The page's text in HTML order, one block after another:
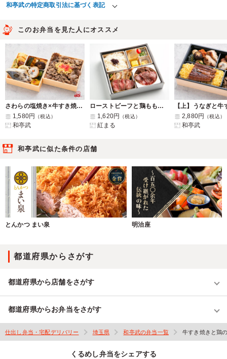
和亭武の特定商取引法に基づく表記
このお弁当を見た人にオススメ
さわらの塩焼き×牛すき焼きご飯二段膳
1,580円
（税込）
和亭武
ローストビーフと鶏もも直火焼き×肉まぶし御膳
1,620円
（税込）
紅まる
2,880円 （税込）
和亭武
和亭武に似た条件の店舗
とんかつ まい泉 明治座
都道府県からさがす
都道府県から店舗をさがす
都道府県からお弁当をさがす
仕出し弁当・宅配デリバリー 埼玉県 和亭武の弁当一覧 牛すき焼きと鶏
くるめし弁当をシェアする